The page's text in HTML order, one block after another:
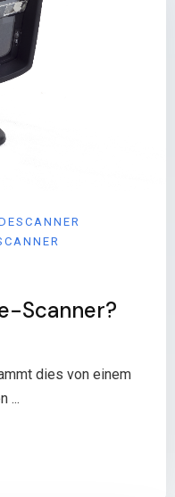
Scanner?
dies von einem
...